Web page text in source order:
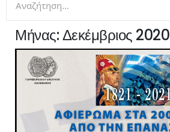
Μήνας:Δεκέμβριος 2020